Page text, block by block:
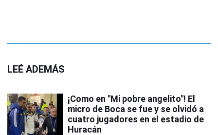
LEÉ ADEMÁS
¡Como en "Mi pobre angelito"! El
micro de Boca se fue y se olvidó a
cuatro jugadores en el estadio de
Huracán